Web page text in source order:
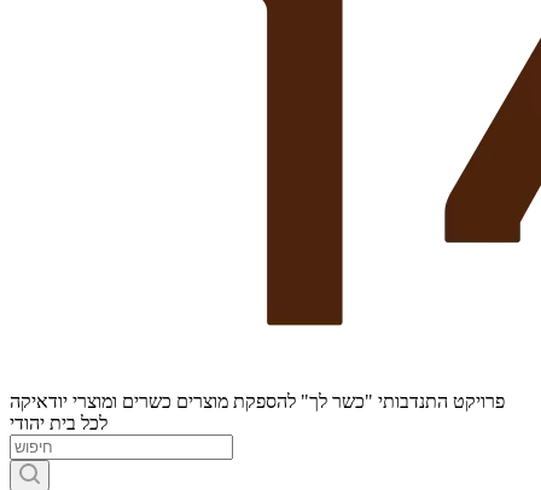
פרויקט התנדבותי "כשר לך" להספקת מוצרים כשרים ומוצרי יודאיקה
לכל בית יהודי